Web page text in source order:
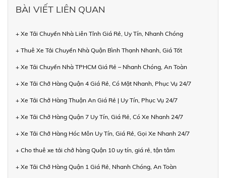
BÀI VIẾT LIÊN QUAN
+ Xe Tải Chuyển Nhà Liên Tỉnh Giá Rẻ, Uy Tín, Nhanh Chóng
+ Thuê Xe Tải Chuyển Nhà Quận Bình Thạnh Nhanh, Giá Tốt
+ Xe Tải Chuyển Nhà TPHCM Giá Rẻ – Nhanh Chóng, An Toàn
+ Xe Tải Chở Hàng Quận 4 Giá Rẻ, Có Mặt Nhanh, Phục Vụ 24/7
+ Xe Tải Chở Hàng Thuận An Giá Rẻ | Uy Tín, Phục Vụ 24/7
+ Xe Tải Chở Hàng Quận 7 Uy Tín, Giá Rẻ, Có Xe Nhanh 24/7
+ Xe Tải Chở Hàng Hóc Môn Uy Tín, Giá Rẻ, Gọi Xe Nhanh 24/7
+ Cho thuê xe tải chở hàng Quận 10 uy tín, giá rẻ, tận tâm
+ Xe Tải Chở Hàng Quận 1 Giá Rẻ, Nhanh Chóng, An Toàn